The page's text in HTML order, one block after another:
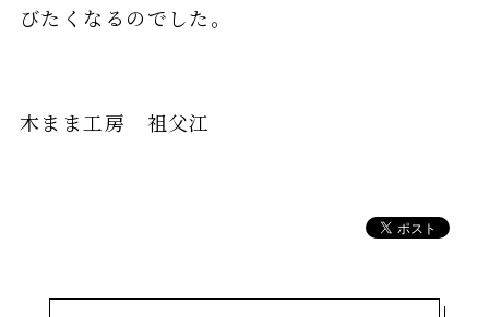
びたくなるのでした。
木まま工房 祖父江